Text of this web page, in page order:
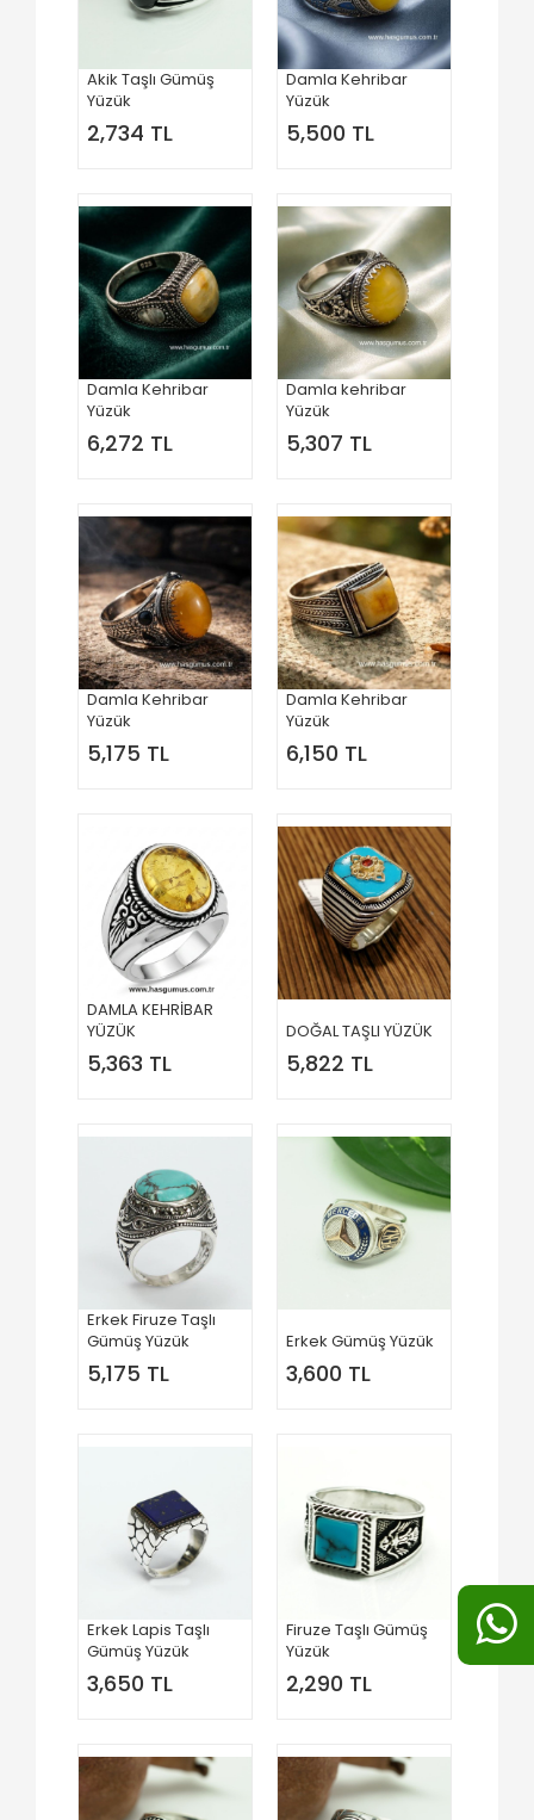
Akik Taşlı Gümüş
Yüzük
2,734 TL
Damla Kehribar
Yüzük
5,500 TL
Damla Kehribar
Yüzük
6,272 TL
Damla kehribar
Yüzük
5,307 TL
Damla Kehribar
Yüzük
5,175 TL
Damla Kehribar
Yüzük
6,150 TL
DAMLA KEHRİBAR
YÜZÜK
5,363 TL
DOĞAL TAŞLI YÜZÜK
5,822 TL
Erkek Firuze Taşlı
Gümüş Yüzük
5,175 TL
Erkek Gümüş Yüzük
3,600 TL
Erkek Lapis Taşlı
Gümüş Yüzük
3,650 TL
Firuze Taşlı Gümüş
Yüzük
2,290 TL